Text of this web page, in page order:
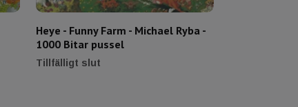
Heye - Funny Farm - Michael Ryba -
1000 Bitar pussel
Tillfälligt slut